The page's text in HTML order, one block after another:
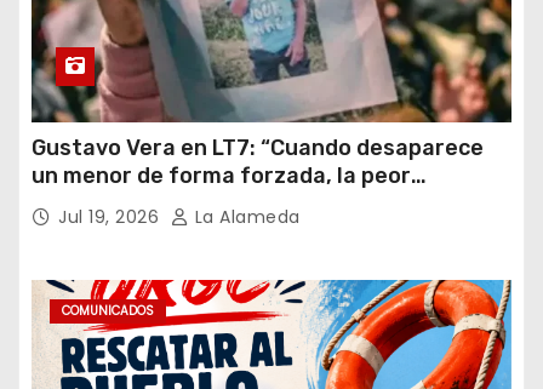
Gustavo Vera en LT7: “Cuando desaparece
un menor de forma forzada, la peor
hipótesis es trata, y así debe seguir
caratulado el caso Loan”
Jul 19, 2026 La Alameda
COMUNICADOS